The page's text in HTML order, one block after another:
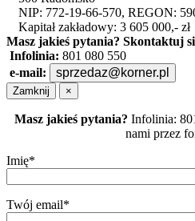
NIP: 772-19-66-570, REGON:
Kapitał zakładowy: 3 605 000,- zł
Masz jakieś pytania? Skontaktuj
Infolinia: 801 080 550
e-mail:
sprzedaz@korner.pl
Zamknij ×
Masz jakieś pytania? Infolinia:
nami przez
Imię*
Twój email*